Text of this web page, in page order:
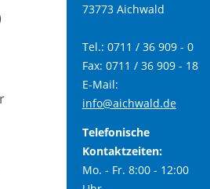
73773 Aichwald
Tel.: 0711 / 36 909 - 0
Fax: 0711 / 36 909 - 18
E-Mail:
info@aichwald.de
Telefonische
Kontaktzeiten:
Mo. - Fr. 8:00 - 12:00